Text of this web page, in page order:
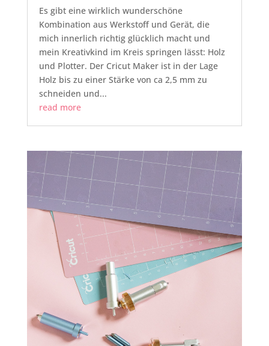
Es gibt eine wirklich wunderschöne
Kombination aus Werkstoff und Gerät, die
mich innerlich richtig glücklich macht und
mein Kreativkind im Kreis springen lässt: Holz
und Plotter. Der Cricut Maker ist in der Lage
Holz bis zu einer Stärke von ca 2,5 mm zu
schneiden und...
read more